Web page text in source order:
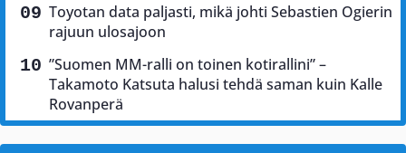
Toyotan data paljasti, mikä johti Sebastien Ogierin
rajuun ulosajoon
”Suomen MM-ralli on toinen kotirallini” –
Takamoto Katsuta halusi tehdä saman kuin Kalle
Rovanperä